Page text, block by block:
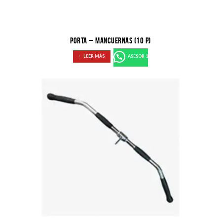
PORTA – MANCUERNAS (10 P)
LEER MÁS ASESOR 1